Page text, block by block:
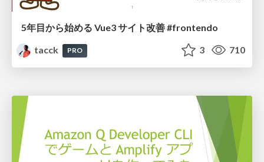
5年目から始める Vue3 サイト改善 #frontendo
tacck
PRO 3 710